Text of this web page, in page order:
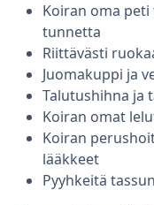
Koiran oma
tunnetta
Riittävästi
Juomakuppi ja
Talutushihna ja
Koiran omat
Koiran
lääkkeet
Pyyhkeitä